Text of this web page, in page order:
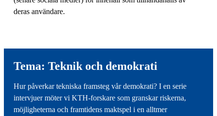
deras användare.
Tema: Teknik och demokrati
Hur påverkar tekniska framsteg vår demokrati? I en serie
intervjuer möter vi KTH-forskare som granskar riskerna,
möjligheterna och framtidens maktspel i en alltmer